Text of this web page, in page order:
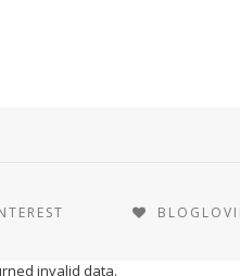
invalid data.